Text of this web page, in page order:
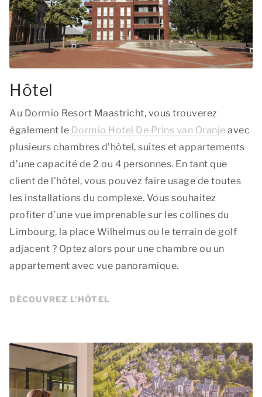
Hôtel
Au Dormio Resort Maastricht, vous trouverez
également le Dormio Hotel De Prins van Oranje avec
plusieurs chambres d’hôtel, suites et appartements
d’une capacité de 2 ou 4 personnes. En tant que
client de l’hôtel, vous pouvez faire usage de toutes
les installations du complexe. Vous souhaitez
profiter d’une vue imprenable sur les collines du
Limbourg, la place Wilhelmus ou le terrain de golf
adjacent ? Optez alors pour une chambre ou un
appartement avec vue panoramique.
DÉCOUVREZ L'HÔTEL